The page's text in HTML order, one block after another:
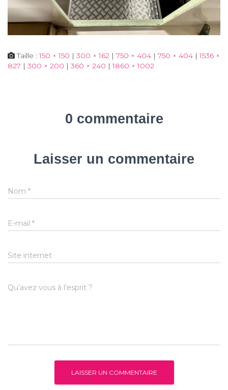
Taille :150 × 150 | 300 × 162 | 750 × 404 | 750 × 404 | 1536 ×
827 | 300 × 200 | 360 × 240 | 1860 × 1002
0 commentaire
Laisser un commentaire
Nom *
E-mail *
Site internet
Qu’avez vous à l’esprit ?